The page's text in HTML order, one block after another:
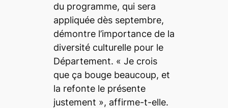
du programme, qui sera
appliquée dès septembre,
démontre l’importance de la
diversité culturelle pour le
Département. « Je crois
que ça bouge beaucoup, et
la refonte le présente
justement », affirme-t-elle.